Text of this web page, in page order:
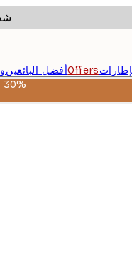
Offersأفضل البائعين
30% off posters & 15% off frames*